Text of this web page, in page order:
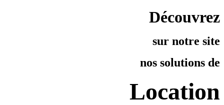
Découvrez
sur notre site
nos solutions de
Location